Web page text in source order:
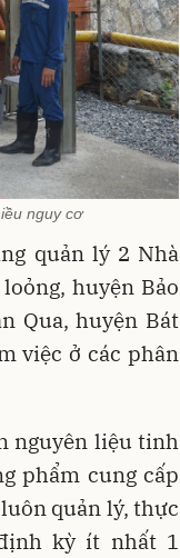
nguy cơ
quản lý 2 Nhà
huyện Bảo
Qua, huyện Bát
việc ở các phân
nguyên liệu tinh
phẩm cung cấp
quản lý, thực
kỳ ít nhất 1